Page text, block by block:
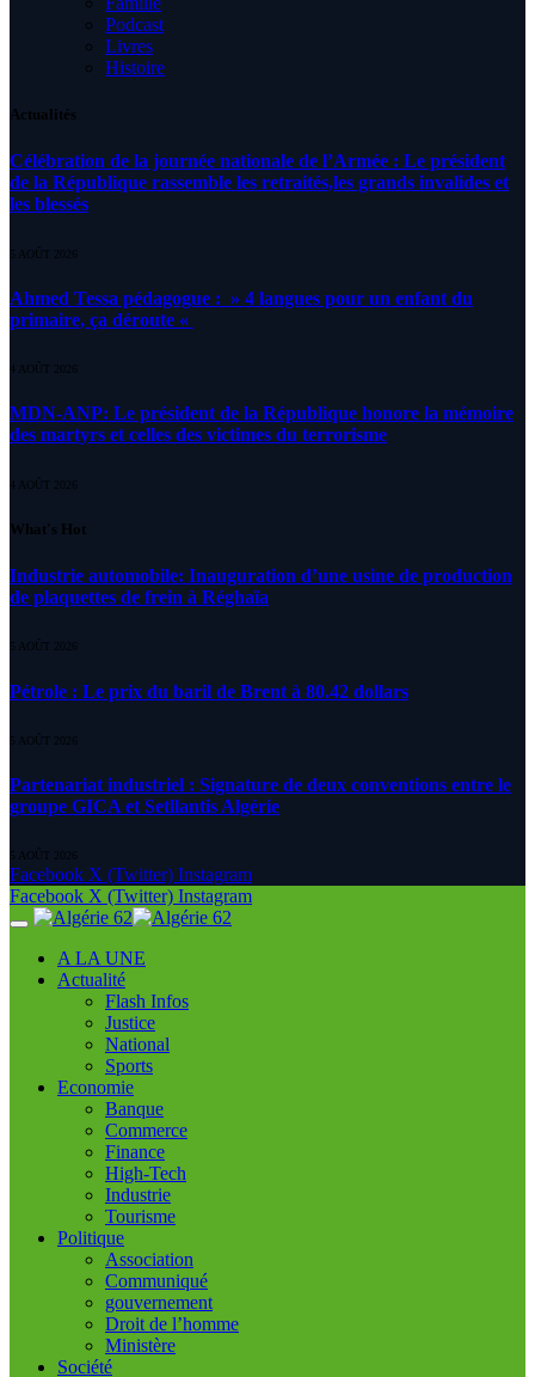
Podcast
Livres
Histoire
Actualités
Célébration de la journée nationale de l’Armée : Le président
de la République rassemble les retraités,les grands invalides et
les blessés
5 AOÛT 2026
Ahmed Tessa pédagogue : » 4 langues pour un enfant du
primaire, ça déroute «
4 AOÛT 2026
MDN-ANP: Le président de la République honore la mémoire
des martyrs et celles des victimes du terrorisme
4 AOÛT 2026
What's Hot
Industrie automobile: Inauguration d’une usine de production
de plaquettes de frein à Réghaïa
5 AOÛT 2026
Pétrole : Le prix du baril de Brent à 80.42 dollars
5 AOÛT 2026
Partenariat industriel : Signature de deux conventions entre le
groupe GICA et Setllantis Algérie
5 AOÛT 2026
Facebook X (Twitter) Instagram
Facebook X (Twitter) Instagram
A LA UNE
Actualité
Flash Infos
Justice
National
Sports
Economie
Banque
Commerce
Finance
High-Tech
Industrie
Tourisme
Politique
Association
Communiqué
gouvernement
Droit de l’homme
Ministère
Société